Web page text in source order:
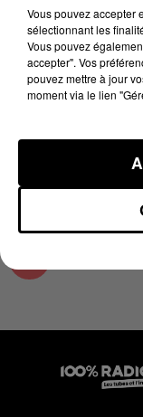
15 novembre
LES INFOS DU
15/11/2023
Vous pouvez accepter
sélectionnant les
Vous pouvez
accepter". Vos
pouvez mettre à jour
moment via le lien